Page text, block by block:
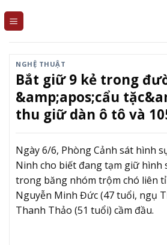
NGHỆ THUẬT
Bắt giữ 9 kẻ trong
&amp;apos;cẩu
thu giữ dàn ô tô và
Ngày 6/6, Phòng Cảnh sát hình
Ninh cho biết đang tạm giữ hình
trong băng nhóm trộm chó liên
Nguyễn Minh Đức (47 tuổi, ngụ
Thanh Thảo (51 tuổi) cầm đầu.